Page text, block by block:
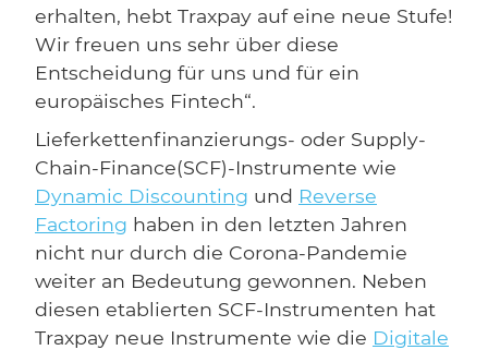
erhalten, hebt Traxpay auf eine neue Stufe!
Wir freuen uns sehr über diese
Entscheidung für uns und für ein
europäisches Fintech“.
Lieferkettenfinanzierungs- oder Supply-
Chain-Finance(SCF)-Instrumente wie
Dynamic Discounting und Reverse
Factoring haben in den letzten Jahren
nicht nur durch die Corona-Pandemie
weiter an Bedeutung gewonnen. Neben
diesen etablierten SCF-Instrumenten hat
Traxpay neue Instrumente wie die Digitale